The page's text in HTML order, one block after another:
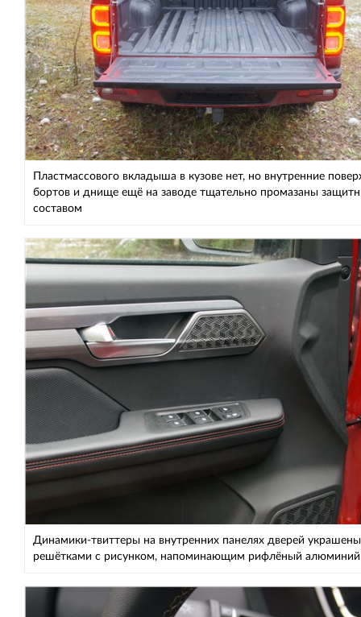
Пластмассового вкладыша в кузове нет, но внутренние
бортов и днище ещё на заводе тщательно промазаны
составом
Динамики-твиттеры на внутренних панелях дверей украшены
решётками с рисунком, напоминающим рифлёный алюминий